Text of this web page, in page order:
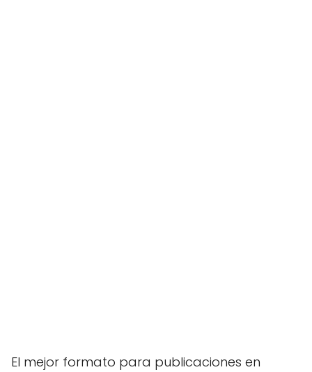
El mejor formato para publicaciones en